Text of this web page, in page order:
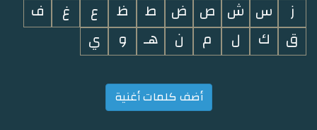
ز
س ش ص ض ط ظ ع غ
ف
ق
ك ل م ن هـ و ي
أضف كلمات أغنية